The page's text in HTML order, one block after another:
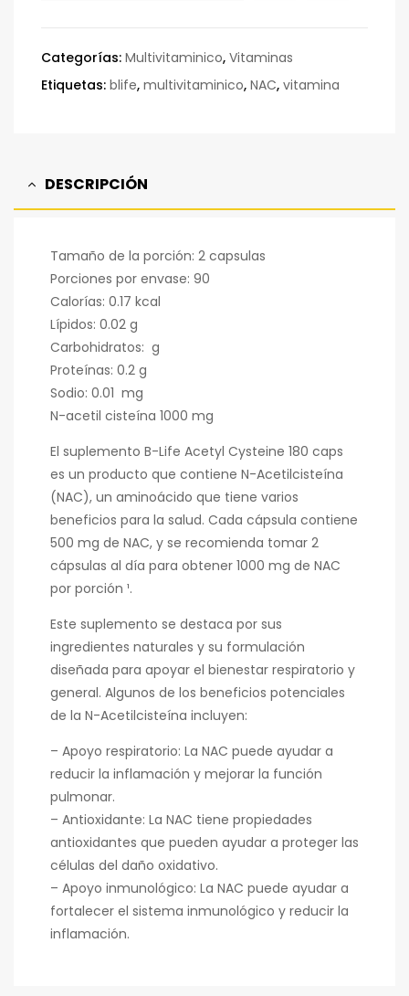
Categorías: Multivitaminico, Vitaminas
Etiquetas: blife, multivitaminico, NAC, vitamina
DESCRIPCIÓN
Tamaño de la porción: 2 capsulas
Porciones por envase: 90
Calorías: 0.17 kcal
Lípidos: 0.02 g
Carbohidratos: g
Proteínas: 0.2 g
Sodio: 0.01 mg
N-acetil cisteína 1000 mg
El suplemento B-Life Acetyl Cysteine 180 caps
es un producto que contiene N-Acetilcisteína
(NAC), un aminoácido que tiene varios
beneficios para la salud. Cada cápsula contiene
500 mg de NAC, y se recomienda tomar 2
cápsulas al día para obtener 1000 mg de NAC
por porción ¹.
Este suplemento se destaca por sus
ingredientes naturales y su formulación
diseñada para apoyar el bienestar respiratorio y
general. Algunos de los beneficios potenciales
de la N-Acetilcisteína incluyen:
– Apoyo respiratorio: La NAC puede ayudar a
reducir la inflamación y mejorar la función
pulmonar.
– Antioxidante: La NAC tiene propiedades
antioxidantes que pueden ayudar a proteger las
células del daño oxidativo.
– Apoyo inmunológico: La NAC puede ayudar a
fortalecer el sistema inmunológico y reducir la
inflamación.